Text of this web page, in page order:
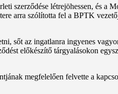
szerződése létrejöhessen, és a
arra szólította fel a BPTK
sőt az ingatlanra ingyenes
előkészítő tárgyalásokon
megfelelően felvette a